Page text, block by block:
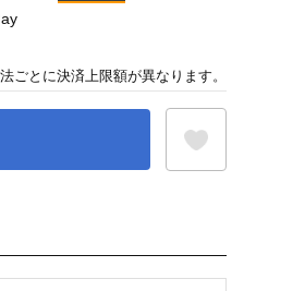
ごとに決済上限額が異なります。